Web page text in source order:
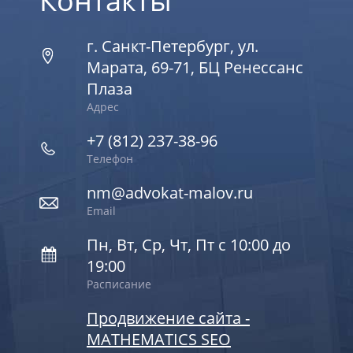
г. Санкт-Петербург, ул.
Марата, 69-71, БЦ Ренессанс
Плаза
Адрес
+7 (812) 237-38-96
Телефон
nm@advokat-malov.ru
Email
Пн, Вт, Ср, Чт, Пт с 10:00 до
19:00
Расписание
Продвижение сайта -
MATHEMATICS SEO